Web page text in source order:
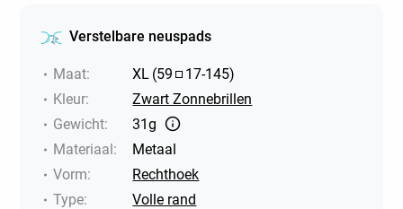
Verstelbare neuspads
Maat: XL (59 17-145)
Kleur:
Zwart Zonnebrillen
Gewicht:
31g
Materiaal:
Metaal
Vorm:
Rechthoek
Type: Volle rand